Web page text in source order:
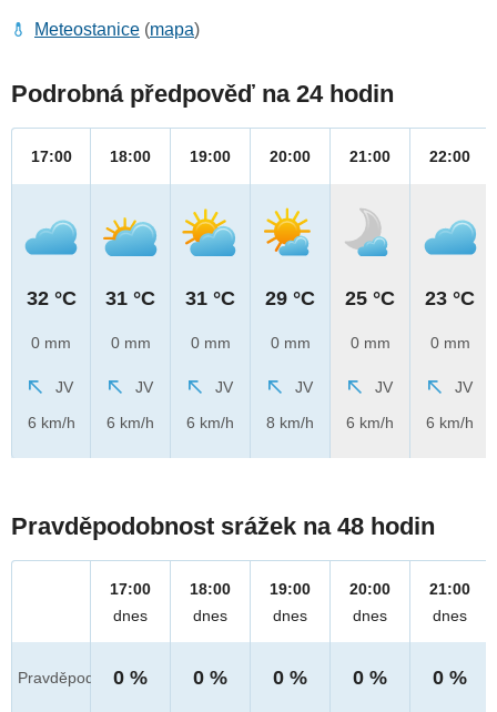
Meteostanice (mapa)
Podrobná předpověď na 24 hodin
17:00
32 °C
0 mm
JV
6 km/h
18:00
31 °C
0 mm
JV
6 km/h
19:00
31 °C
0 mm
JV
6 km/h
20:00
29 °C
0 mm
JV
8 km/h
21:00
25 °C
0 mm
JV
6 km/h
22:00
23 °C
0 mm
JV
6 km/h
Pravděpodobnost srážek na 48 hodin
Pravděpod.
17:00
dnes
0 %
18:00
dnes
0 %
19:00
dnes
0 %
20:00
dnes
0 %
21:00
dnes
0 %